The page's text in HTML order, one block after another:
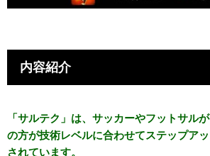
内容紹介
「サルテク」は、サッカーやフットサル
の方が技術レベルに合わせてステップア
されています。